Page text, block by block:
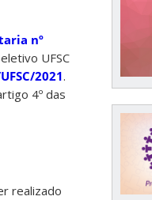
nº
UFSC
2021.
4º das
realizado